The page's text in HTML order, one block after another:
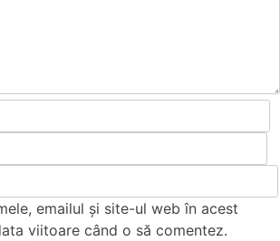
emailul și site-ul web în acest
viitoare când o să comentez.